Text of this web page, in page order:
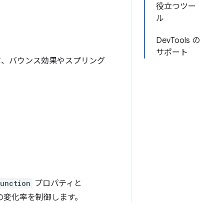
役立つツー
ル
DevTools の
サポート
バウンス効果やスプリング
プロパティと
化率を制御します。